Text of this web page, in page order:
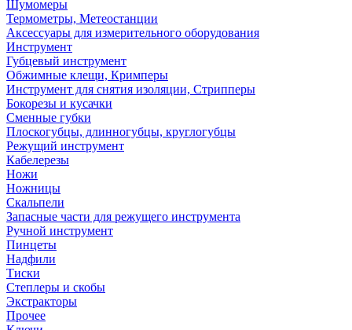
Шумомеры
Термометры, Метеостанции
Аксессуары для измерительного оборудования
Инструмент
Губцевый инструмент
Обжимные клещи, Кримперы
Инструмент для снятия изоляции, Стрипперы
Бокорезы и кусачки
Сменные губки
Плоскогубцы, длинногубцы, круглогубцы
Режущий инструмент
Кабелерезы
Ножи
Ножницы
Скальпели
Запасные части для режущего инструмента
Ручной инструмент
Пинцеты
Надфили
Тиски
Степлеры и скобы
Экстракторы
Прочее